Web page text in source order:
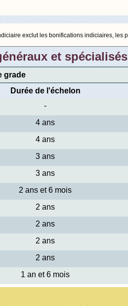
exclut les bonifications indiciaires, les
et spécialisés
grade
Durée de l'échelon
-
4 ans
4 ans
3 ans
3 ans
2 ans et 6 mois
2 ans
2 ans
2 ans
2 ans
1 an et 6 mois